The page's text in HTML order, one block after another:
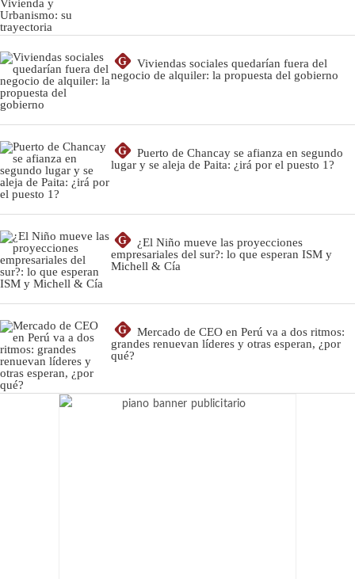
G
Viviendas sociales quedarían fuera del
negocio de alquiler: la propuesta del gobierno
G
Puerto de Chancay se afianza en segundo
lugar y se aleja de Paita: ¿irá por el puesto 1?
G
¿El Niño mueve las proyecciones
empresariales del sur?: lo que esperan ISM y
Michell & Cía
G
Mercado de CEO en Perú va a dos ritmos:
grandes renuevan líderes y otras esperan, ¿por
qué?